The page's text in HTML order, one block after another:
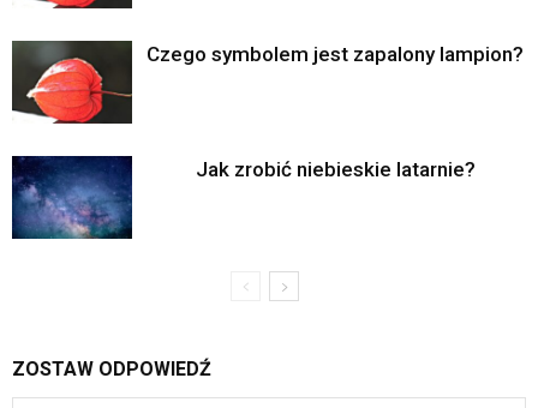
Czego symbolem jest zapalony lampion?
Jak zrobić niebieskie latarnie?
ZOSTAW ODPOWIEDŹ